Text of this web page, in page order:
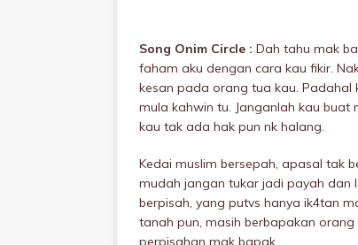
Song Onim Circle : Dah tahu mak
faham aku dengan cara kau fikir.
kesan pada orang tua kau. Padahal
mula kahwin tu. Janganlah kau buat
kau tak ada hak pun nk halang.
Kedai muslim bersepah, apasal tak
mudah jangan tukar jadi payah dan
berpisah, yang putvs hanya ik4tan
tanah pun, masih berbapakan
perpisahan mak bapak.